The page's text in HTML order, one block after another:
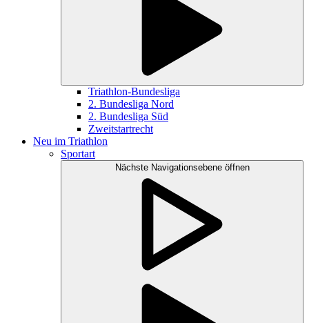
Triathlon-Bundesliga
2. Bundesliga Nord
2. Bundesliga Süd
Zweitstartrecht
Neu im Triathlon
Sportart
Nächste Navigationsebene öffnen